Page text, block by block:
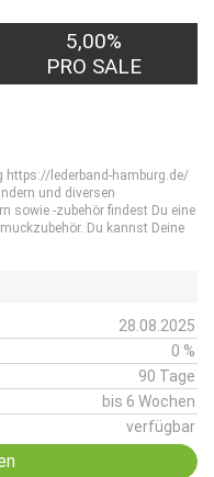
5,00%
PRO SALE
https://lederband-hamburg.de/
und diversen
sowie -zubehör findest Du eine
Du kannst Deine
28.08.2025
0 %
90 Tage
bis 6 Wochen
verfügbar